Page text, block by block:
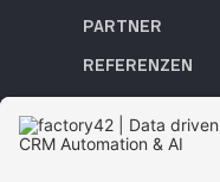
PARTNER
REFERENZEN
ACADEMY